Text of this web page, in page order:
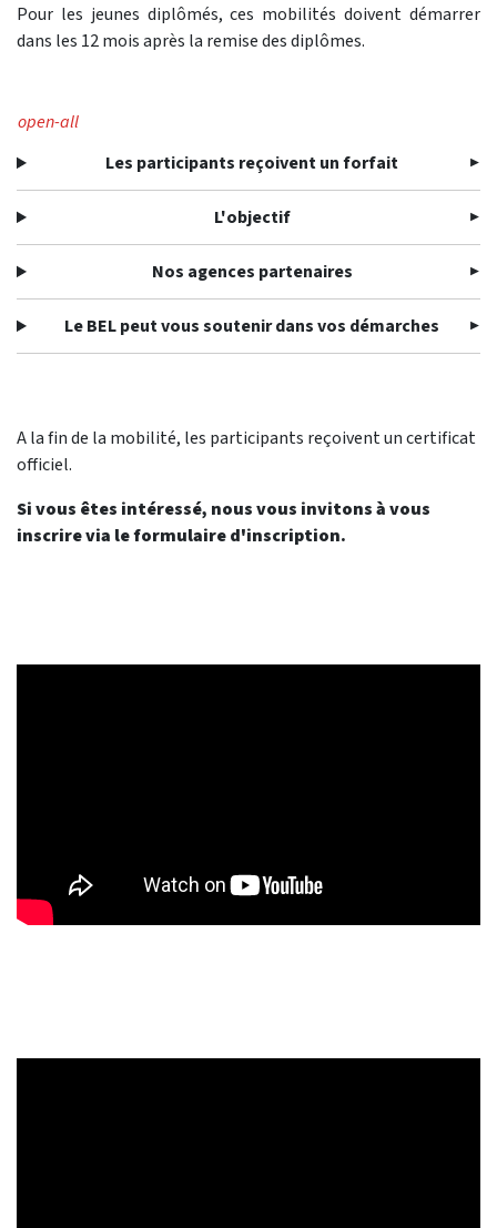
Pour les jeunes diplômés, ces mobilités doivent démarrer
dans les 12 mois après la remise des diplômes.
open-all
Les participants reçoivent un forfait
L'objectif
Nos agences partenaires
Le BEL peut vous soutenir dans vos démarches
A la fin de la mobilité, les participants reçoivent un certificat
officiel.
Si vous êtes intéressé, nous vous invitons à vous
inscrire via le formulaire d'inscription.